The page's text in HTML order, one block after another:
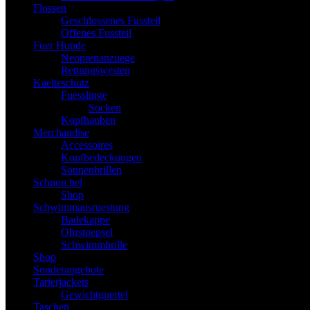
Flossen
Geschlossenes Fussteil
Offenes Fussteil
Fuer Hunde
Neoprenanzuege
Rettungswesten
Kaelteschutz
Fuesslinge
Socken
Kopfhauben
Merchandise
Accessoires
Kopfbedeckungen
Sonnenbrillen
Schnorchel
Shop
Schwimmausruestung
Badekappe
Ohrstoepsel
Schwimmbrille
Shop
Sonderangebote
Tarierjackets
Gewichtguertel
Taschen